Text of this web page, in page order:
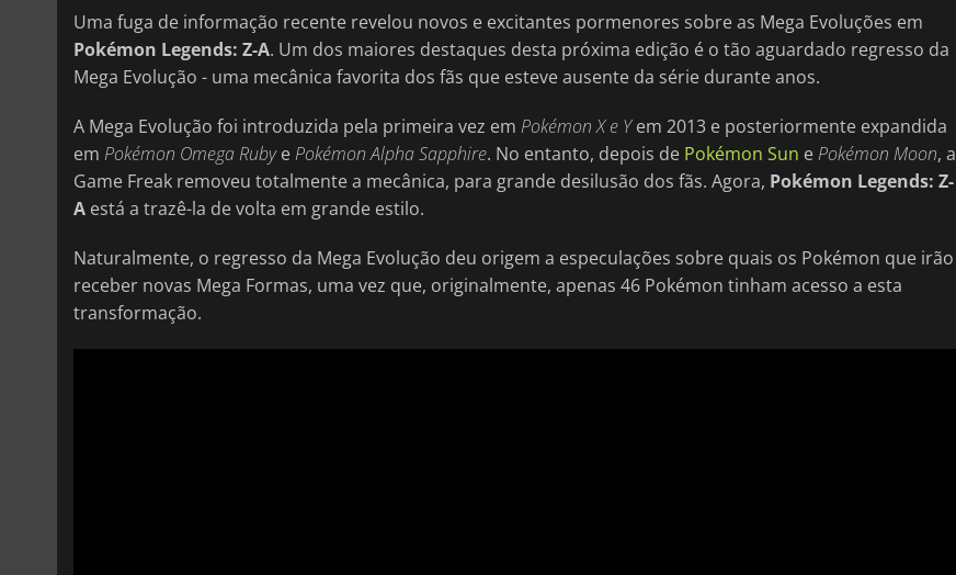
Uma fuga de informação recente revelou novos e excitantes pormenores sobre as Mega Evoluções em
Pokémon Legends: Z-A. Um dos maiores destaques desta próxima edição é o tão aguardado regresso da
Mega Evolução - uma mecânica favorita dos fãs que esteve ausente da série durante anos.
A Mega Evolução foi introduzida pela primeira vez em Pokémon X e Yem 2013 e posteriormente expandida
em Pokémon Omega RubyePokémon Alpha Sapphire. No entanto, depois de Pokémon Sun ePokémon Moon, a
Game Freak removeu totalmente a mecânica, para grande desilusão dos fãs. Agora, Pokémon Legends: Z-
A está a trazê-la de volta em grande estilo.
Naturalmente, o regresso da Mega Evolução deu origem a especulações sobre quais os Pokémon que irão
receber novas Mega Formas, uma vez que, originalmente, apenas 46 Pokémon tinham acesso a esta
transformação.